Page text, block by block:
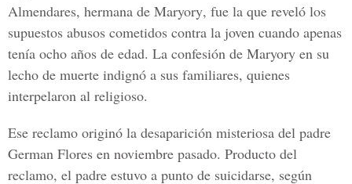
Almendares, hermana de Maryory, fue la que reveló los
supuestos abusos cometidos contra la joven cuando apenas
tenía ocho años de edad. La confesión de Maryory en su
lecho de muerte indignó a sus familiares, quienes
interpelaron al religioso.
Ese reclamo originó la desaparición misteriosa del padre
German Flores en noviembre pasado. Producto del
reclamo, el padre estuvo a punto de suicidarse, según